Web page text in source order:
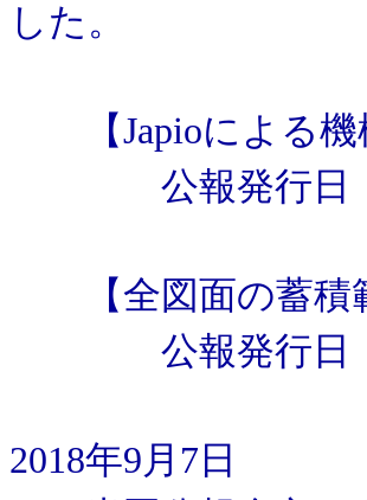
した。
【Japioによる機
公報発行日 ：
【全図面の蓄積
公報発行日 ：
2018年9月7日